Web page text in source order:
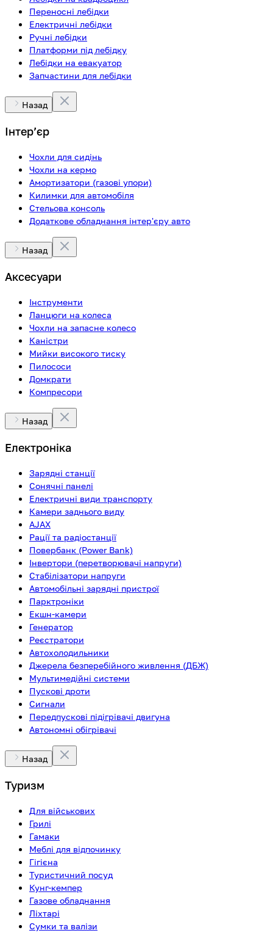
Переносні лебідки
Електричні лебідки
Ручні лебідки
Платформи під лебідку
Лебідки на евакуатор
Запчастини для лебідки
Назад
Інтерʼєр
Чохли для сидінь
Чохли на кермо
Амортизатори (газові упори)
Килимки для автомобіля
Стельова консоль
Додаткове обладнання інтер'єру авто
Назад
Аксесуари
Інструменти
Ланцюги на колеса
Чохли на запасне колесо
Каністри
Мийки високого тиску
Пилососи
Домкрати
Компресори
Назад
Електроніка
Зарядні станції
Сонячні панелі
Електричні види транспорту
Камери заднього виду
AJAX
Рації та радіостанції
Повербанк (Power Bank)
Інвертори (перетворювачі напруги)
Стабілізатори напруги
Автомобільні зарядні пристрої
Парктроніки
Екшн-камери
Генератор
Реєстратори
Автохолодильники
Джерела безперебійного живлення (ДБЖ)
Мультимедійні системи
Пускові дроти
Сигнали
Передпускові підігрівачі двигуна
Автономні обігрівачі
Назад
Туризм
Для військових
Грилі
Гамаки
Меблі для відпочинку
Гігієна
Туристичний посуд
Кунг-кемпер
Газове обладнання
Ліхтарі
Сумки та валізи